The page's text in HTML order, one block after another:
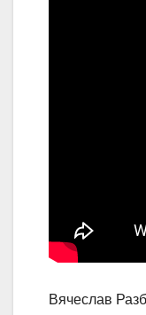
Вячеслав